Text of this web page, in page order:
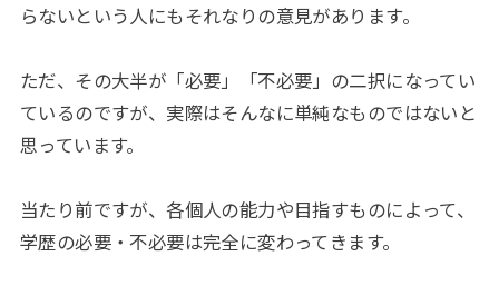
らないという人にもそれなりの意見があります。
ただ、その大半が「必要」「不必要」の二択になってい
ているのですが、実際はそんなに単純なものではないと
思っています。
当たり前ですが、各個人の能力や目指すものによって、
学歴の必要・不必要は完全に変わってきます。